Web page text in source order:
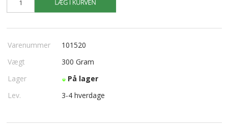
NYHEDER
BESTIL
KURV
Varenummer
101520
Vægt
300 Gram
Lager
På lager
Lev.
3-4 hverdage